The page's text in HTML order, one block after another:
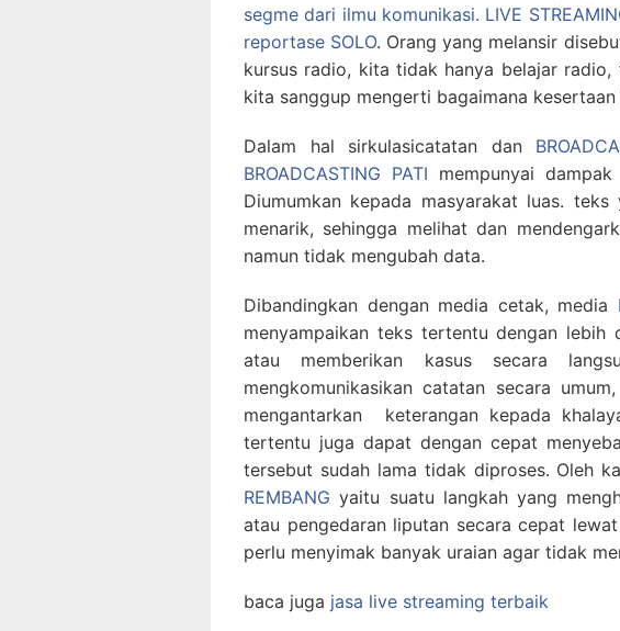
segme dari ilmu komunikasi. LIVE
reportase SOLO. Orang yang melansir
kursus radio, kita tidak hanya belajar
kita sanggup mengerti bagaimana
Dalam hal sirkulasicatatan dan
BROADCASTING PATI mempunyai
Diumumkan kepada masyarakat luas.
menarik, sehingga melihat dan
namun tidak mengubah data.
Dibandingkan dengan media cetak, media
menyampaikan teks tertentu dengan lebih
atau memberikan kasus secara
mengkomunikasikan catatan secara
mengantarkan keterangan kepada
tertentu juga dapat dengan cepat
tersebut sudah lama tidak diproses. Oleh
REMBANG yaitu suatu langkah yang
atau pengedaran liputan secara cepat
perlu menyimak banyak uraian agar tidak
baca juga jasa live streaming terbaik